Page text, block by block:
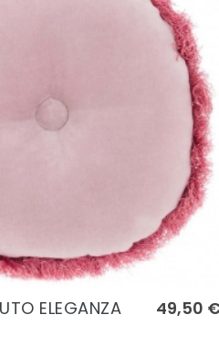
49,50
ELEGANZA